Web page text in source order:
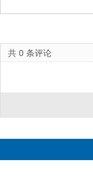
共 0 条评论